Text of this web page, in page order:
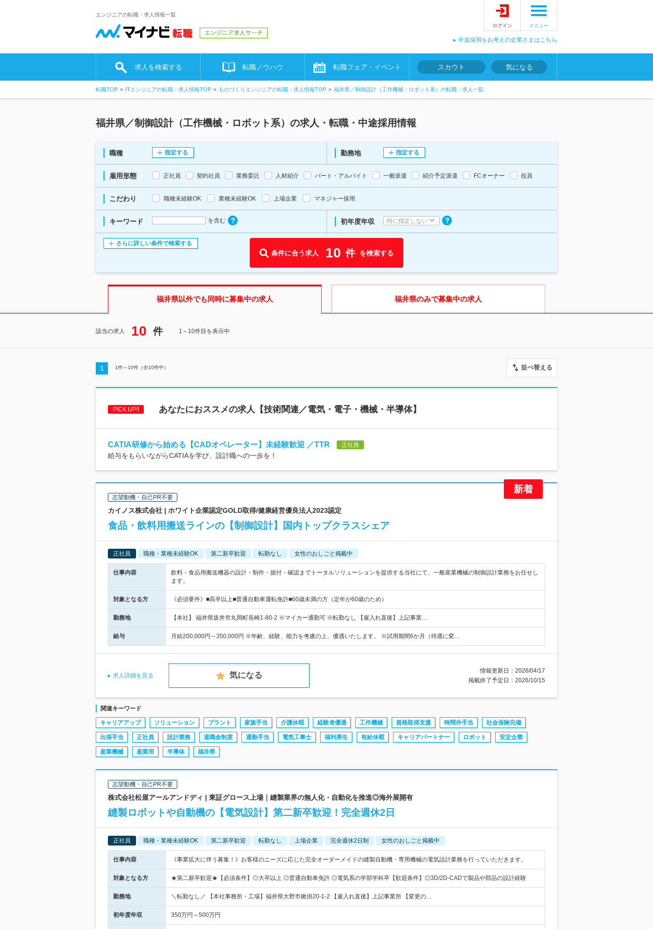
エンジニアの転職・求人情報一覧
ログイン メニュー
中途採用をお考えの企業さまはこちら
求人を検索する 転職ノウハウ 転職フェア・イベント スカウト 気になる
転職TOP ITエンジニアの転職・求人情報TOP ものづくりエンジニアの転職・求人情報TOP 福井県／制御設計（工作機械・ロボット系）の転職・求人一覧
福井県／制御設計（工作機械・ロボット系）の求人・転職・中途採用情報
職種 指定する 勤務地 指定する
雇用形態 正社員 契約社員 業務委託 人材紹介 パート・アルバイト 一般派遣 紹介予定派遣 FCオーナー 役員
こだわり 職種未経験OK 業種未経験OK 上場企業 マネジャー採用
キーワード を含む 初年度年収 特に指定しない
さらに詳しい条件で検索する
条件に合う求人 10 件 を検索する
福井県以外でも同時に募集中の求人 福井県のみで募集中の求人
該当の求人 10 件 1～10件目を表示中
1 1件～ 10件（全10件中） 並べ替える
PICK UP!! あなたにおススメの求人【技術関連／電気・電子・機械・半導体】
CATIA研修から始める【CADオペレーター】未経験歓迎 ／TTR 正社員
給与をもらいながらCATIAを学び、設計職への一歩を！
志望動機・自己PR不要
カイノス株式会社 | ホワイト企業認定GOLD取得/健康経営優良法人2023認定
食品・飲料用搬送ラインの【制御設計】国内トップクラスシェア
正社員 職種・業種未経験OK 第二新卒歓迎 転勤なし 女性のおしごと掲載中
仕事内容
飲料・食品用搬送機器の設計・制作・据付・確認までトータルソリューションを提供する当社にて、一般産業機械の制御設計業務をお任せし
ます。
対象となる方 《必須要件》■高卒以上■普通自動車運転免許■60歳未満の方（定年が60歳のため）
勤務地 【本社】 福井県坂井市丸岡町長崎1-80-2 ※マイカー通勤可 ※転勤なし 【雇入れ直後】上記事業…
給与 月給200,000円～350,000円 ※年齢、経験、能力を考慮の上、優遇いたします。 ※試用期間6か月（待遇に変…
求人詳細を見る 気になる
情報更新日：2026/04/17
掲載終了予定日：2026/10/15
関連キーワード
キャリアアップ ソリューション プラント 家族手当 介護休暇 経験者優遇 工作機械 資格取得支援 時間外手当 社会保険完備
出張手当 正社員 設計業務 退職金制度 通勤手当 電気工事士 福利厚生 有給休暇 キャリアパートナー ロボット 安定企業
産業機械 産業用 半導体 福井県
志望動機・自己PR不要
株式会社松屋アールアンドディ | 東証グロース上場｜縫製業界の無人化・自動化を推進◎海外展開有
縫製ロボットや自動機の【電気設計】第二新卒歓迎！完全週休2日
正社員 職種・業種未経験OK 第二新卒歓迎 転勤なし 上場企業 完全週休2日制 女性のおしごと掲載中
仕事内容 《事業拡大に伴う募集！》お客様のニーズに応じた完全オーダーメイドの縫製自動機・専用機械の電気設計業務を行っていただきます。
対象となる方 ★第二新卒歓迎★【必須条件】◎大卒以上 ◎普通自動車免許 ◎電気系の学部学科卒【歓迎条件】◎3D/2D-CADで製品や部品の設計経験
勤務地 ＼転勤なし／ 【本社事務所・工場】福井県大野市鍬掛20-1-2 【雇入れ直後】上記事業所 【変更の…
初年度年収 350万円～500万円